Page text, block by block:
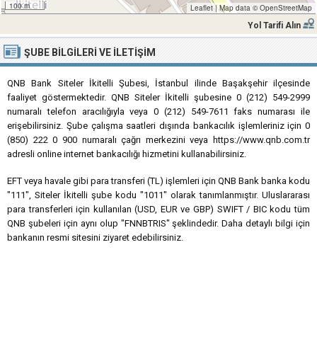
100 m Leaflet |Map data © OpenStreetMap
Yol Tarifi Alın
ŞUBE BILGILERI VE İLETIŞIM
QNB Bank Siteler İkitelli Şubesi, İstanbul ilinde Başakşehir ilçesinde
faaliyet göstermektedir. QNB Siteler İkitelli şubesine 0 (212) 549-2999
numaralı telefon aracılığıyla veya 0 (212) 549-7611 faks numarası ile
erişebilirsiniz. Şube çalışma saatleri dışında bankacılık işlemleriniz için 0
(850) 222 0 900 numaralı çağrı merkezini veya https://www.qnb.com.tr
adresli online internet bankacılığı hizmetini kullanabilirsiniz.
EFT veya havale gibi para transferi (TL) işlemleri için QNB Bank banka kodu
"111", Siteler İkitelli şube kodu "1011" olarak tanımlanmıştır. Uluslararası
para transferleri için kullanılan (USD, EUR ve GBP) SWIFT / BIC kodu tüm
QNB şubeleri için aynı olup "FNNBTRIS" şeklindedir. Daha detaylı bilgi için
bankanın resmi sitesini ziyaret edebilirsiniz.